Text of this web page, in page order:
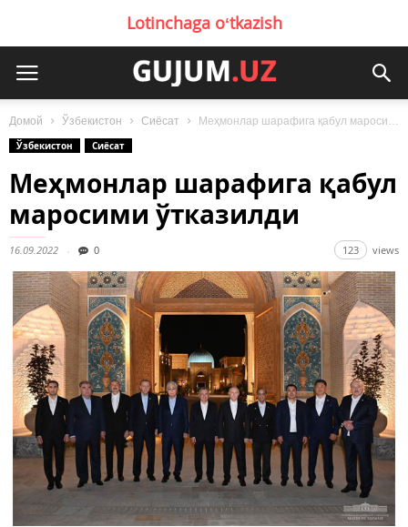
Lotinchaga oʻtkazish
Домой Ўзбекистон Сиёсат
Меҳмонлар шарафига қабул маросими ўтказилди
Ўзбекистон
Сиёсат
Меҳмонлар шарафига қабул
маросими ўтказилди
16.09.2022 0 123 views